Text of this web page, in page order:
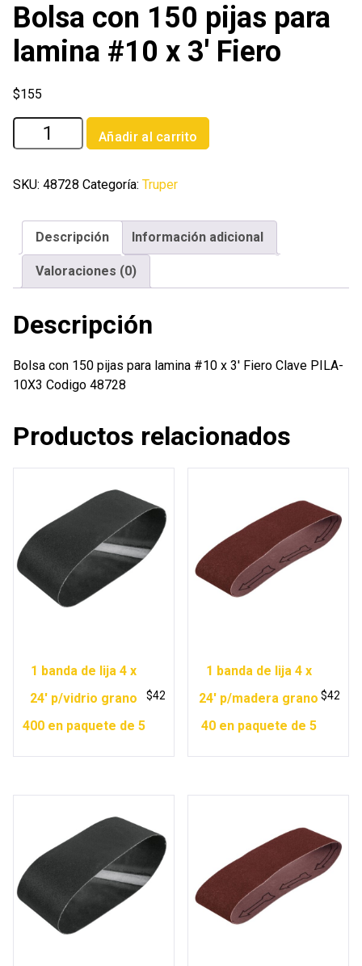
Bolsa con 150 pijas para
lamina #10 x 3′ Fiero
$155
Bolsa
con
pijas
lamina
cantidad
Añadir al carrito
SKU: 48728 Categoría: Truper
Descripción Información adicional
Valoraciones (0)
Descripción
Bolsa con 150 pijas para lamina #10 x 3′ Fiero Clave PILA-
10X3 Codigo 48728
Productos relacionados
1 banda de lija 4 x
24′ p/vidrio grano
400 en paquete de 5
$42
1 banda de lija 4 x
24′ p/madera grano
40 en paquete de 5
$42